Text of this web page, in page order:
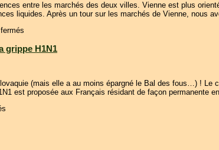
entre les marchés des deux villes. Vienne est plus
liquides. Après un tour sur les marchés de Vienne, nous
grippe H1N1
(mais elle a au moins épargné le Bal des fous…) !
est proposée aux Français résidant de façon permanente